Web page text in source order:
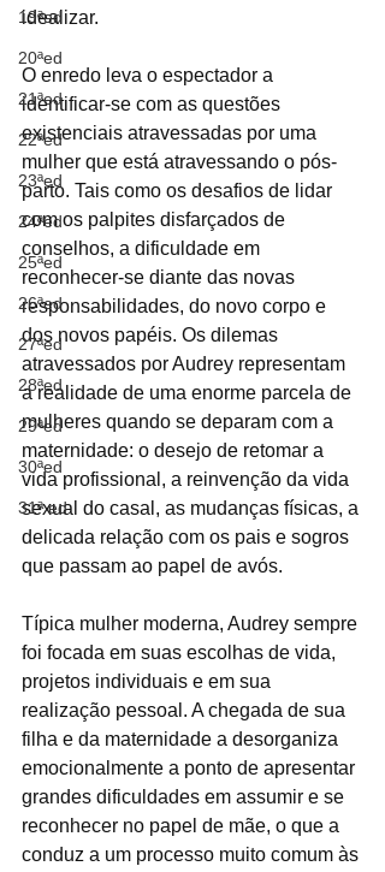
19ªed
20ªed
21ªed
22ªed
23ªed
24ªed
25ªed
26ªed
27ªed
28ªed
29ªed
30ªed
31ª ed
idealizar.
O enredo leva o espectador a
identificar-se com as questões
existenciais atravessadas por uma
mulher que está atravessando o pós-
parto. Tais como os desafios de lidar
com os palpites disfarçados de
conselhos, a dificuldade em
reconhecer-se diante das novas
responsabilidades, do novo corpo e
dos novos papéis. Os dilemas
atravessados por Audrey representam
a realidade de uma enorme parcela de
mulheres quando se deparam com a
maternidade: o desejo de retomar a
vida profissional, a reinvenção da vida
sexual do casal, as mudanças físicas, a
delicada relação com os pais e sogros
que passam ao papel de avós.
Típica mulher moderna, Audrey sempre
foi focada em suas escolhas de vida,
projetos individuais e em sua
realização pessoal. A chegada de sua
filha e da maternidade a desorganiza
emocionalmente a ponto de apresentar
grandes dificuldades em assumir e se
reconhecer no papel de mãe, o que a
conduz a um processo muito comum às